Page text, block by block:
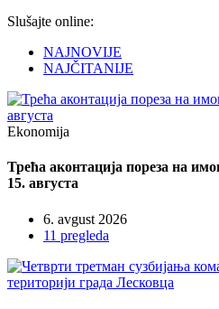
Slušajte online:
NAJNOVIJE
NAJČITANIJE
Ekonomija
Трећа аконтација пореза на
15. августа
6. avgust 2026
11 pregleda